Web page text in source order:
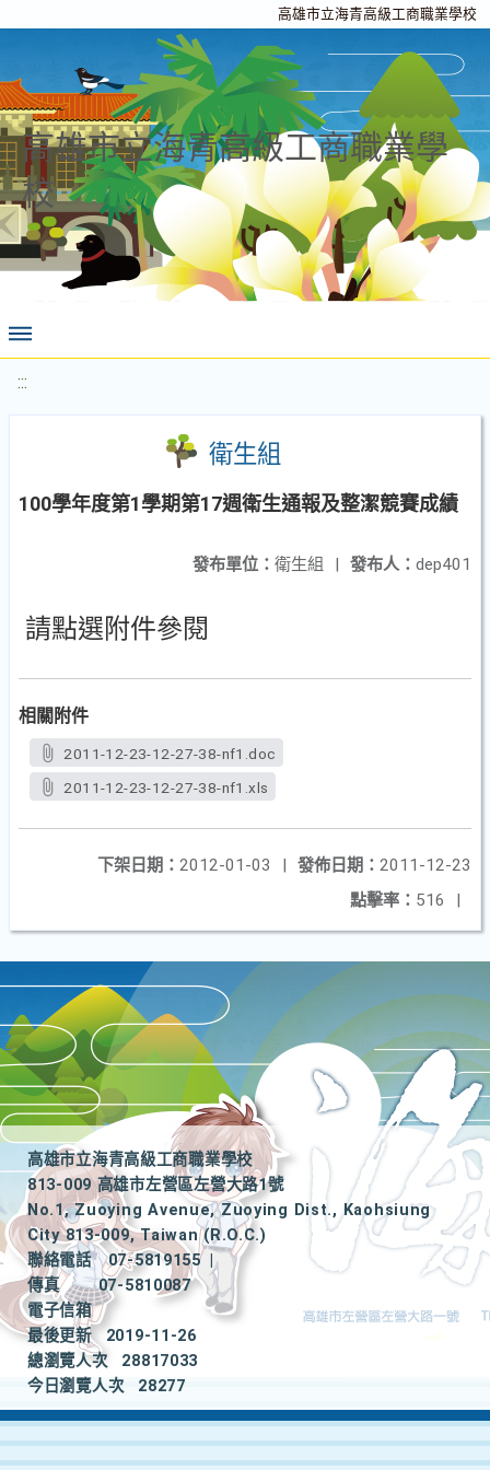
高雄市立海青高級工商職業學校
高雄市立海青高級工商職業學
校
:::
衛生組
100學年度第1學期第17週衛生通報及整潔競賽成績
發布人： dep401
發布單位： 衛生組 |
請點選附件參閱
相關附件
2011-12-23-12-27-38-nf1.doc
2011-12-23-12-27-38-nf1.xls
發佈日期： 2011-12-23
下架日期： 2012-01-03
|
點擊率： 516 |
高雄市立海青高級工商職業學校
813-009 高雄市左營區左營大路1號
No.1, Zuoying Avenue, Zuoying Dist., Kaohsiung
City 813-009, Taiwan (R.O.C.)
聯絡電話
07-5819155
|
傳真
07-5810087
電子信箱
最後更新
2019-11-26
總瀏覽人次
28817033
今日瀏覽人次
28277